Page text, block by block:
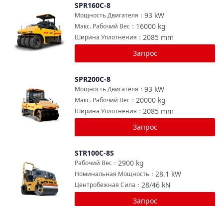
SPR160C-8
93 kW
Мощность Двигателя ：
16000 kg
Макс. Рабочий Вес ：
2085 mm
Ширина Уплотнения ：
Запрос
SPR200C-8
93 kW
Мощность Двигателя ：
20000 kg
Макс. Рабочий Вес ：
2085 mm
Ширина Уплотнения ：
Запрос
STR100C-8S
2900 kg
Рабочий Вес ：
28.1 kW
Номинальная Мощность ：
28/46 kN
Центробежная Сила ：
Запрос